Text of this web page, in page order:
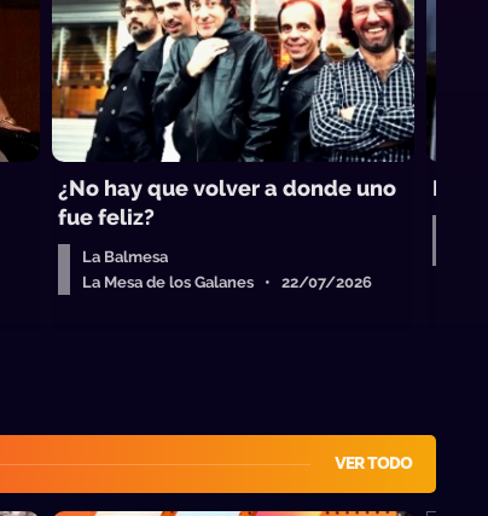
¿No hay que volver a donde uno
fue feliz?
La Balmesa
La Mesa de los Galanes • 22/07/2026
La
VER TODO